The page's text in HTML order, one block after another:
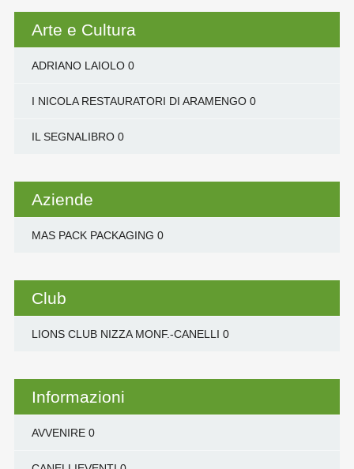
Arte e Cultura
ADRIANO LAIOLO0
I NICOLA RESTAURATORI DI ARAMENGO0
IL SEGNALIBRO0
Aziende
MAS PACK PACKAGING 0
Club
LIONS CLUB NIZZA MONF.-CANELLI 0
Informazioni
AVVENIRE0